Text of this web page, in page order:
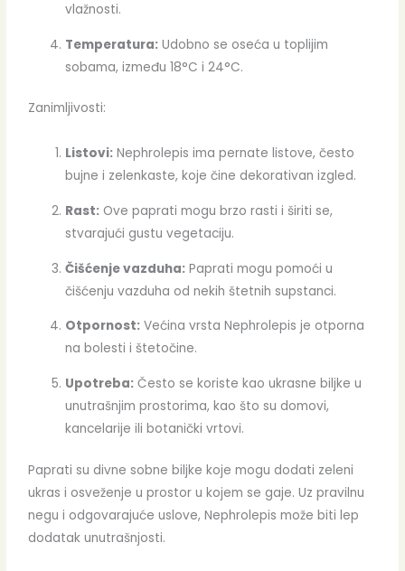
vlažnosti.
Temperatura: Udobno se oseća u toplijim
sobama, između 18°C i 24°C.
Zanimljivosti:
Listovi: Nephrolepis ima pernate listove, često
bujne i zelenkaste, koje čine dekorativan izgled.
Rast: Ove paprati mogu brzo rasti i širiti se,
stvarajući gustu vegetaciju.
Čišćenje vazduha: Paprati mogu pomoći u
čišćenju vazduha od nekih štetnih supstanci.
Otpornost: Većina vrsta Nephrolepis je otporna
na bolesti i štetočine.
Upotreba: Često se koriste kao ukrasne biljke u
unutrašnjim prostorima, kao što su domovi,
kancelarije ili botanički vrtovi.
Paprati su divne sobne biljke koje mogu dodati zeleni
ukras i osveženje u prostor u kojem se gaje. Uz pravilnu
negu i odgovarajuće uslove, Nephrolepis može biti lep
dodatak unutrašnjosti.